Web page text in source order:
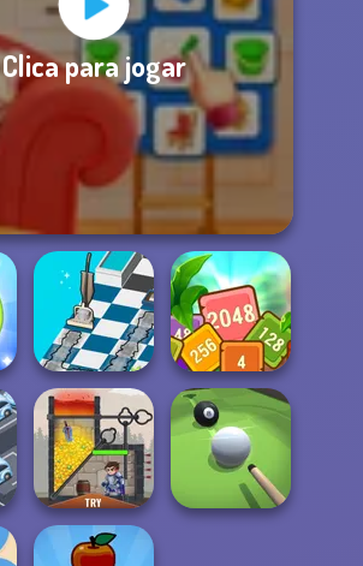
Clica para jogar
Dusty Maze
Hunter
Tropical Cubes
2048